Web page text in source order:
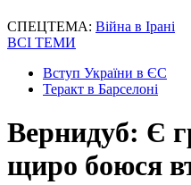
СПЕЦТЕМА: Війна в Ірані
ВСІ ТЕМИ
Вступ України в ЄС
Теракт в Барселоні
Вернидуб: Є
щиро боюся